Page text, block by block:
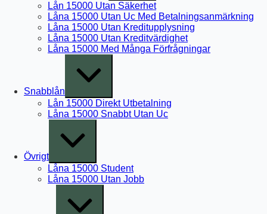
Lån 15000 Utan Säkerhet
Låna 15000 Utan Uc Med Betalningsanmärkning
Låna 15000 Utan Kreditupplysning
Låna 15000 Utan Kreditvärdighet
Låna 15000 Med Många Förfrågningar
Snabblån
Lån 15000 Direkt Utbetalning
Låna 15000 Snabbt Utan Uc
Övrigt
Låna 15000 Student
Låna 15000 Utan Jobb